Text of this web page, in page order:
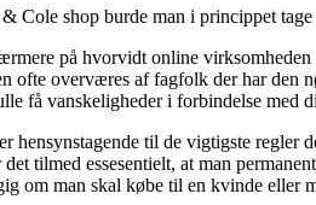
Cole shop burde man i princippet
på hvorvidt online
ofte overværes af fagfolk der har den
få vanskeligheder i forbindelse med
hensynstagende til de vigtigste
tilmed essesentielt, at man
om man skal købe til en kvinde eller